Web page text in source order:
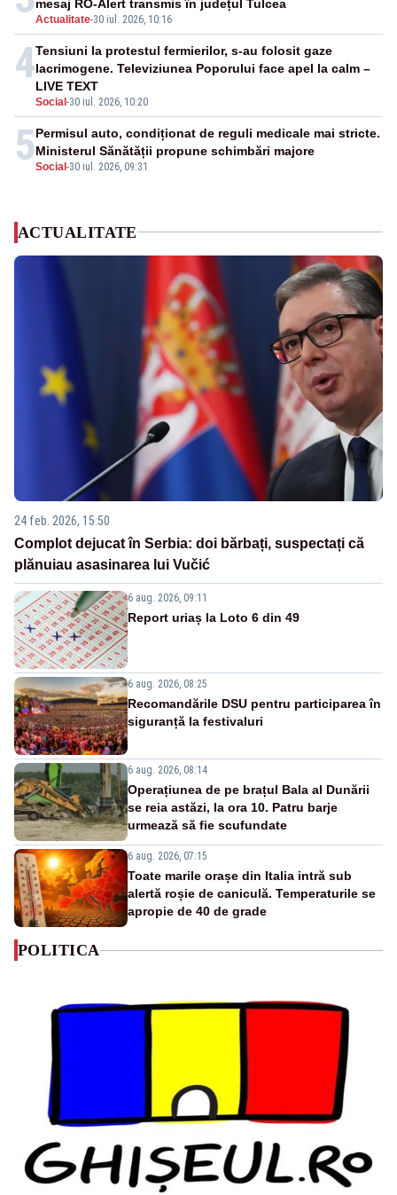
Actualitate-30 iul. 2026, 10:16
mesaj RO-Alert transmis în județul Tulcea
4
Social-30 iul. 2026, 10:20
Tensiuni la protestul fermierilor, s-au folosit gaze
lacrimogene. Televiziunea Poporului face apel la calm –
LIVE TEXT
5Social-30 iul. 2026, 09:31
Permisul auto, condiționat de reguli medicale mai stricte.
Ministerul Sănătății propune schimbări majore
ACTUALITATE
24 feb. 2026, 15:50
Complot dejucat în Serbia: doi bărbați, suspectați că
plănuiau asasinarea lui Vučić
6 aug. 2026, 09:11
Report uriaș la Loto 6 din 49
6 aug. 2026, 08:25
Recomandările DSU pentru participarea în
siguranță la festivaluri
6 aug. 2026, 08:14
Operațiunea de pe brațul Bala al Dunării
se reia astăzi, la ora 10. Patru barje
urmează să fie scufundate
6 aug. 2026, 07:15
Toate marile orașe din Italia intră sub
alertă roșie de caniculă. Temperaturile se
apropie de 40 de grade
POLITICA